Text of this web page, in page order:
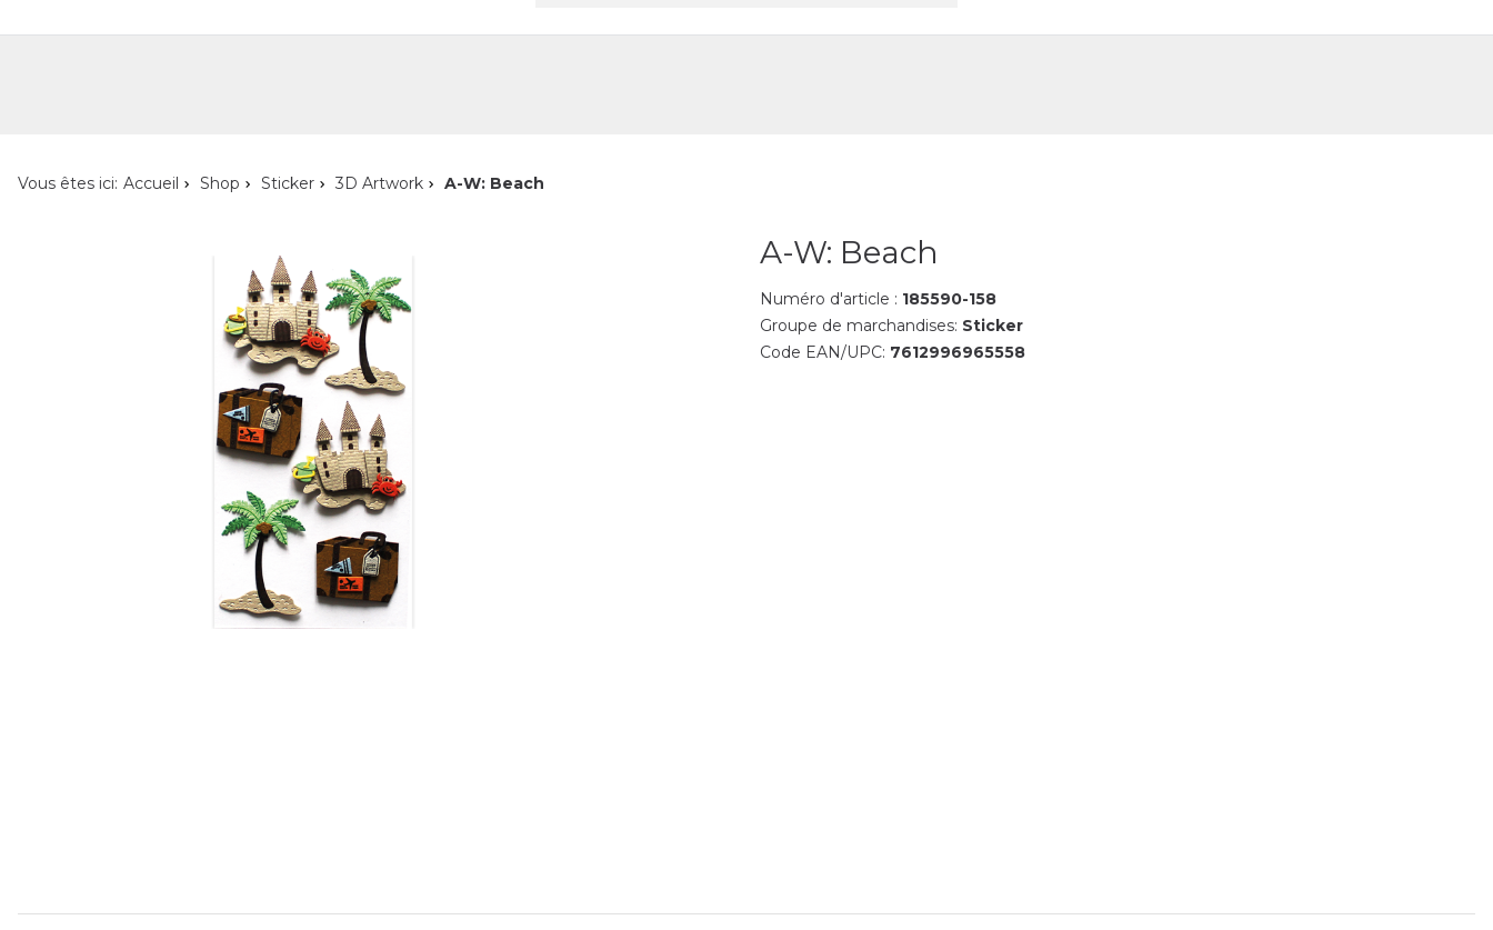
Vous êtes ici: Accueil Shop Sticker 3D Artwork A-W: Beach
A-W: Beach
Numéro d'article : 185590-158
Groupe de marchandises: Sticker
Code EAN/UPC: 7612996965558